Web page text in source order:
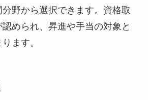
野から選択できます。資格取
められ、昇進や手当の対象と
ます。